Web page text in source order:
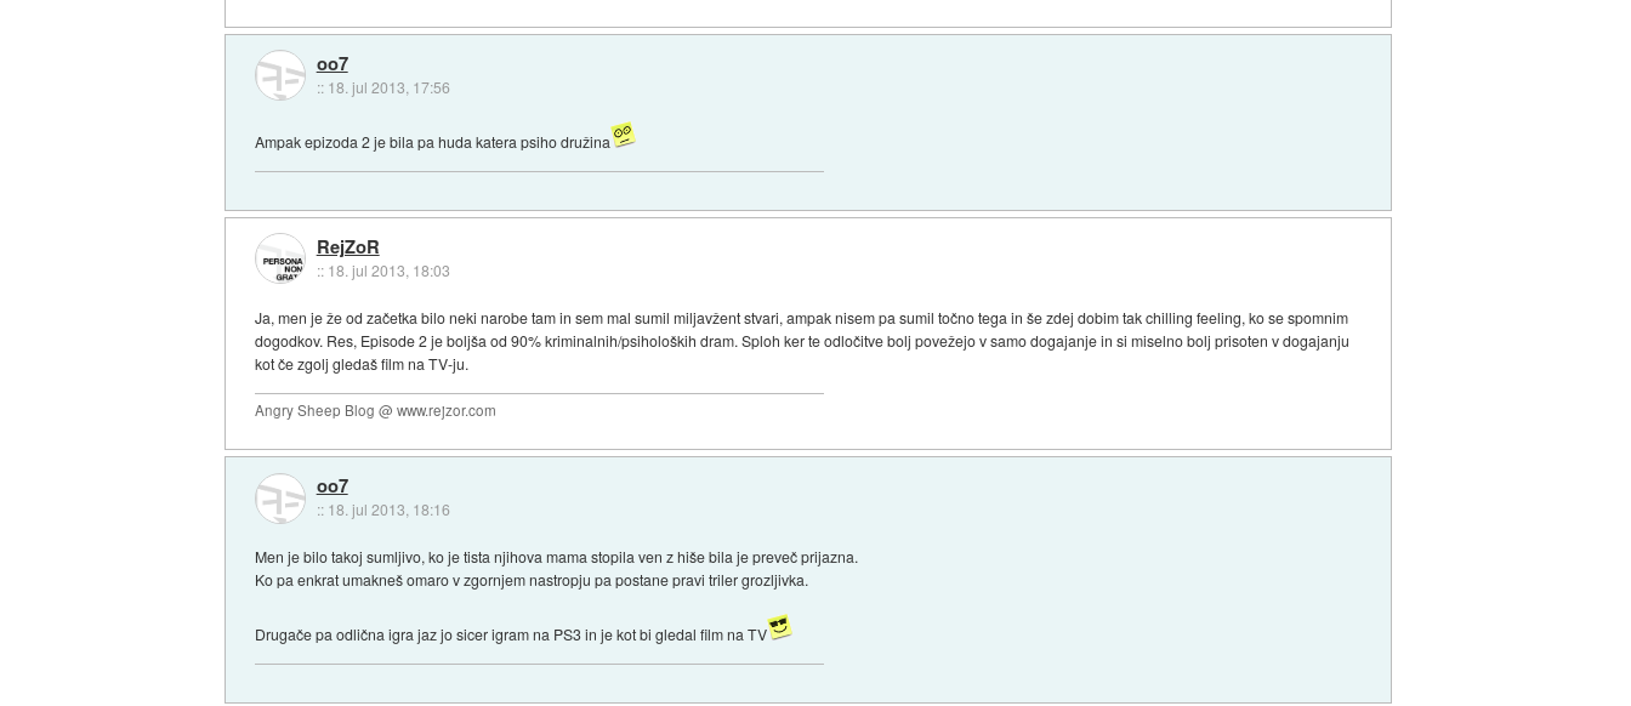
oo7
:: 18. jul 2013, 17:56
Ampak epizoda 2 je bila pa huda katera psiho družina
RejZoR
:: 18. jul 2013, 18:03
Ja, men je že od začetka bilo neki narobe tam in sem mal sumil miljavžent stvari, ampak nisem pa sumil točno tega in še zdej dobim tak chilling feeling, ko se spomnim
dogodkov. Res, Episode 2 je boljša od 90% kriminalnih/psiholoških dram. Sploh ker te odločitve bolj povežejo v samo dogajanje in si miselno bolj prisoten v dogajanju
kot če zgolj gledaš film na TV-ju.
Angry Sheep Blog @ www.rejzor.com
oo7
:: 18. jul 2013, 18:16
Men je bilo takoj sumljivo, ko je tista njihova mama stopila ven z hiše bila je preveč prijazna.
Ko pa enkrat umakneš omaro v zgornjem nastropju pa postane pravi triler grozljivka.
Drugače pa odlična igra jaz jo sicer igram na PS3 in je kot bi gledal film na TV